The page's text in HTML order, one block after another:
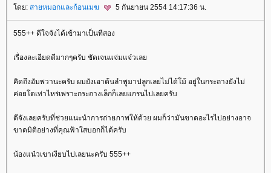
ดย: สายหมอกและก้อนเมฆ 5 กันยายน 2554 14:17:36 น.
555++ ดีใจจังได้เข้ามาเป็นทีสอง
เรื่องละเอียดดีมากๆครับ ชัดเจนแจ่มแจ๋วเล
คิดถึงอัมพวานะครับ ผมยังเอาต้นลำพูมาปลูกเลยไม่ได้โม้ อยู่ในกระถางยังไม่
ค่อยโตเท่าไหร่เพราะกระถางเล็กก็เลยแกรนไปเลยครับ
ดีจังเลยครับที่ช่วยแนะนำการถ่ายภาพให้ด้วย ผมก็ว่ามันขาดอะไรไปอย่างอาจ
ขาดมิติอย่างที่คุณฟ้าใสบอกก็ได้ครับ
น้องแน๋วเขาเงียบไปเลยนะครับ 555++